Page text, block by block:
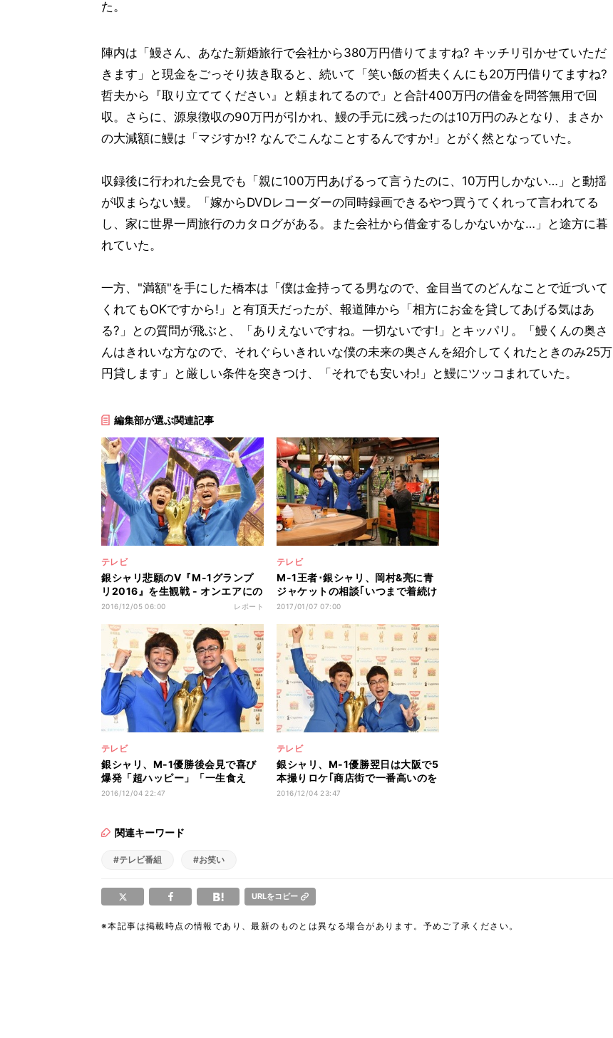
た。
陣内は「鰻さん、あなた新婚旅行で会社から380万円借りてますね? キッチリ引かせていただ
きます」と現金をごっそり抜き取ると、続いて「笑い飯の哲夫くんにも20万円借りてますね?
哲夫から『取り立ててください』と頼まれてるので」と合計400万円の借金を問答無用で回
収。さらに、源泉徴収の90万円が引かれ、鰻の手元に残ったのは10万円のみとなり、まさか
の大減額に鰻は「マジすか!? なんでこんなことするんですか!」とがく然となっていた。
収録後に行われた会見でも「親に100万円あげるって言うたのに、10万円しかない…」と動揺
が収まらない鰻。「嫁からDVDレコーダーの同時録画できるやつ買うてくれって言われてる
し、家に世界一周旅行のカタログがある。また会社から借金するしかないかな…」と途方に暮
れていた。
一方、"満額"を手にした橋本は「僕は金持ってる男なので、金目当てのどんなことで近づいて
くれてもOKですから!」と有頂天だったが、報道陣から「相方にお金を貸してあげる気はあ
る?」との質問が飛ぶと、「ありえないですね。一切ないです!」とキッパリ。「鰻くんの奥さ
んはきれいな方なので、それぐらいきれいな僕の未来の奥さんを紹介してくれたときのみ25万
円貸します」と厳しい条件を突きつけ、「それでも安いわ!」と鰻にツッコまれていた。
編集部が選ぶ関連記事
テレビ
銀シャリ悲願のV『M-1グランプ
リ2016』を生観戦 - オンエアにの
らなかったスタジオの緊張感と審
2016/12/05 06:00 レポート
テレビ
M-1王者･銀シャリ、岡村&亮に青
ジャケットの相談｢いつまで着続け
るべきか｣
2017/01/07 07:00
テレビ
銀シャリ、M-1優勝後会見で喜び
爆発「超ハッピー」「一生食え
る」
2016/12/04 22:47
テレビ
銀シャリ、M-1優勝翌日は大阪で5
本撮りロケ｢商店街で一番高いのを
クイズで｣
2016/12/04 23:47
関連キーワード
#テレビ番組 #お笑い
URLをコピー
※本記事は掲載時点の情報であり、最新のものとは異なる場合があります。予めご了承ください。